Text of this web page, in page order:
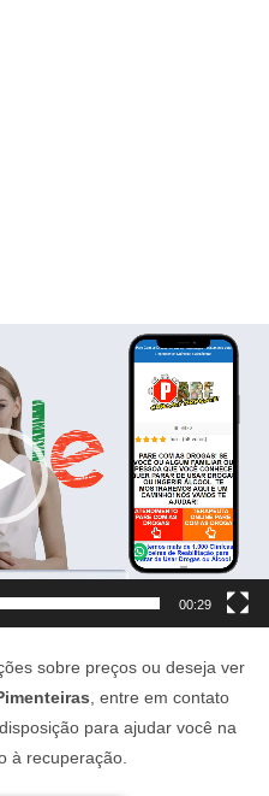
00:29
sobre preços ou deseja ver
, entre em contato
para ajudar você na
à recuperação.